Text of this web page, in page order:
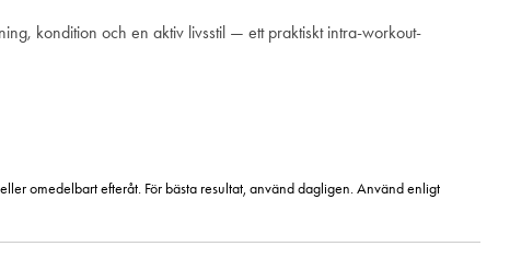
kondition och en aktiv livsstil — ett praktiskt intra-workout-
omedelbart efteråt. För bästa resultat, använd dagligen. Använd enligt